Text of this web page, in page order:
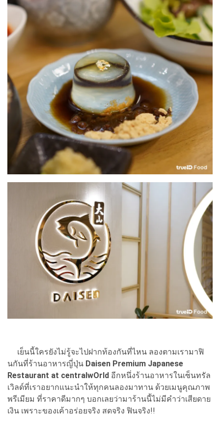
เย็นนี้ใครยังไม่รู้จะไปฝากท้องกันที่ไหน ลองตามเรามาฟิ
นกันที่ร้านอาหารญี่ปุ่น Daisen Premium Japanese
Restaurant at centralwOrld อีกหนึ่งร้านอาหารในเซ็นทรัล
เวิลด์ที่เราอยากแนะนำให้ทุกคนลองมาทาน ด้วยเมนูคุณภาพ
พรีเมียม ที่ราคาดีมากๆ บอกเลยว่ามาร้านนี้ไม่มีคำว่าเสียดาย
เงิน เพราะของเค้าอร่อยจริง สดจริง ฟินจริง!!